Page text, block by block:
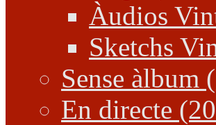
Àudios
Sketchs
Sense àlbum
En directe